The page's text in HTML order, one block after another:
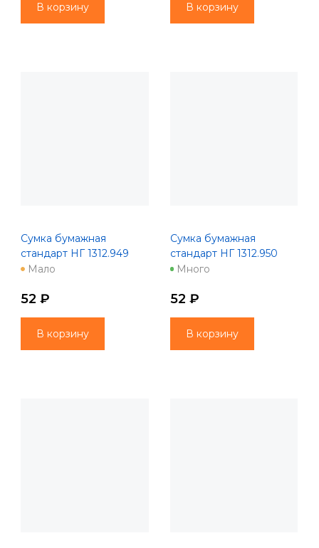
В корзину В корзину
Сумка бумажная
стандарт НГ 1312.949
Мало
52 ₽
В корзину
Сумка бумажная
стандарт НГ 1312.950
Много
52 ₽
В корзину